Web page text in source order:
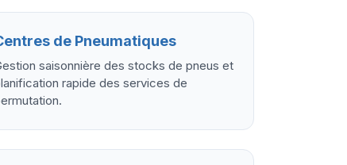
de Pneumatiques
saisonnière des stocks de pneus et
rapide des services de